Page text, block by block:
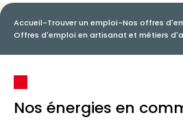
Accueil-Trouver un emploi-Nos offres
Offres d'emploi en artisanat et métiers
Nos énergies en